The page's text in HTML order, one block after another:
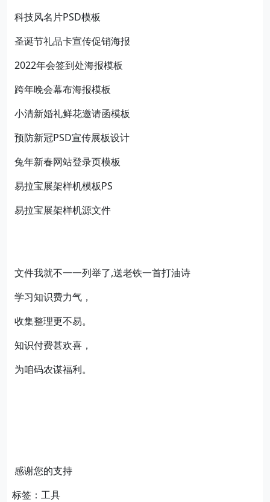
科技风名片PSD模板
圣诞节礼品卡宣传促销海报
2022年会签到处海报模板
跨年晚会幕布海报模板
小清新婚礼鲜花邀请函模板
预防新冠PSD宣传展板设计
兔年新春网站登录页模板
易拉宝展架样机模板PS
易拉宝展架样机源文件
文件我就不一一列举了,送老铁一首打油诗
学习知识费力气，
收集整理更不易。
知识付费甚欢喜，
为咱码农谋福利。
感谢您的支持
标签：工具